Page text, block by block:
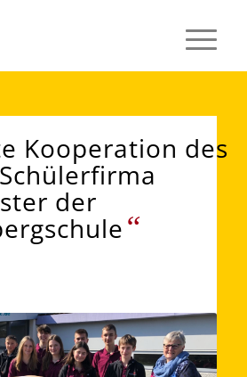
Kooperation des
der
“